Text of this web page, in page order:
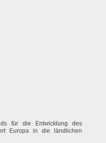
für die Entwicklung des
Europa in die ländlichen